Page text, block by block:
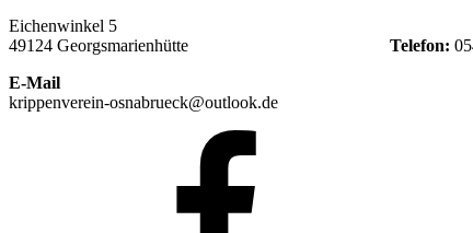
Eichenwinkel 5
49124 Georgsmarienhütte Telefon:
E-Mail
krippenverein-osnabrueck@outlook.de